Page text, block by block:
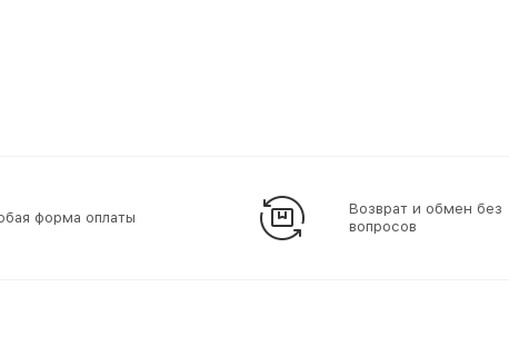
форма оплаты
Возврат и обмен без
вопросов